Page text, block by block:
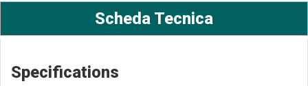
Scheda Tecnica
Specifications